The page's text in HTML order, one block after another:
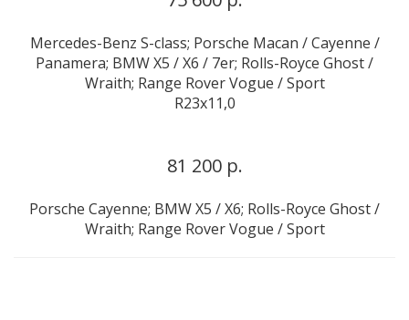
Mercedes-Benz S-class; Porsche Macan / Cayenne /
Panamera; BMW X5 / X6 / 7er; Rolls-Royce Ghost /
Wraith; Range Rover Vogue / Sport
R23x11,0
81 200 р.
Porsche Cayenne; BMW X5 / X6; Rolls-Royce Ghost /
Wraith; Range Rover Vogue / Sport